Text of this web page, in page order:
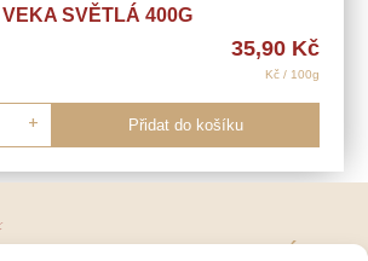
VEKA SVĚTLÁ 400G
35,90 Kč
Kč / 100g
+ Přidat do košíku